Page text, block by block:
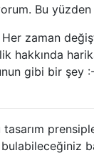
Bu
zaman
hakkında
gibi bir şey